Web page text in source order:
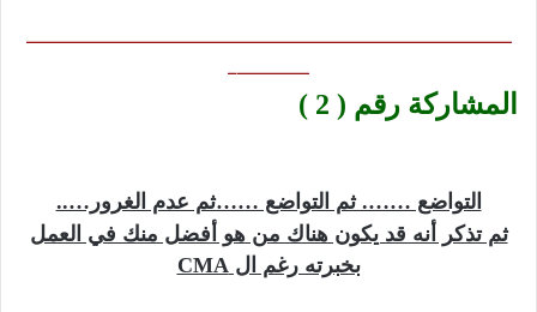
———————————————————————————
————–
المشاركة رقم ( 2 )
التواضع ……. ثم التواضع ……ثم عدم الغرور…..
ثم تذكر أنه قد يكون هناك من هو أفضل منك في العمل
بخبرته رغم ال CMA